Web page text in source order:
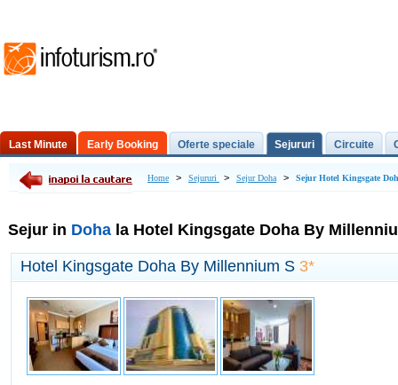
Last Minute Early Booking Oferte speciale Sejururi Circuite
Excursii de o zi Home > Sejururi > Sejur Doha > Sejur Hotel Kingsgate
Sejur in Doha la Hotel Kingsgate Doha By
Hotel Kingsgate Doha By Millennium S 3*